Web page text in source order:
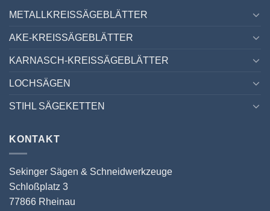
METALLKREISSÄGEBLÄTTER
AKE-KREISSÄGEBLÄTTER
KARNASCH-KREISSÄGEBLÄTTER
LOCHSÄGEN
STIHL SÄGEKETTEN
KONTAKT
Sekinger Sägen & Schneidwerkzeuge
Schloßplatz 3
77866 Rheinau